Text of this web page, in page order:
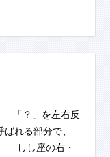
「？」を左右反
れる部分で、
しし座の右・